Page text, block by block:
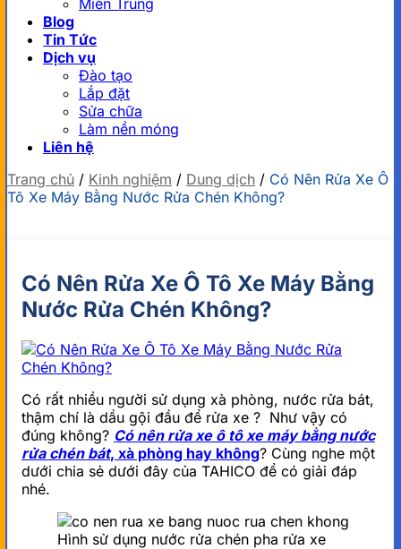
Miền Trung
Blog
Tin Tức
Dịch vụ
Đào tạo
Lắp đặt
Sửa chữa
Làm nền móng
Liên hệ
Trang chủ / Kinh nghiệm / Dung dịch / Có Nên Rửa Xe Ô
Tô Xe Máy Bằng Nước Rửa Chén Không?
Có Nên Rửa Xe Ô Tô Xe Máy Bằng
Nước Rửa Chén Không?
Có rất nhiều người sử dụng xà phòng, nước rửa bát,
thậm chí là dầu gội đầu để rửa xe ? Như vậy có
đúng không? Có nên rửa xe ô tô xe máy bằng nước
rửa chén bát, xà phòng hay không? Cùng nghe một
dưới chia sẻ dưới đây của TAHICO để có giải đáp
nhé.
Hình sử dụng nước rửa chén pha rửa xe